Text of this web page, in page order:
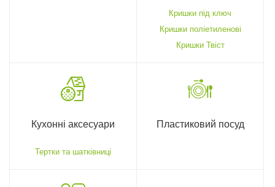
Кришки під ключ
Кришки поліетиленові
Кришки Твіст
Кухонні аксесуари
Тертки та шатківниці
Пластиковий посуд